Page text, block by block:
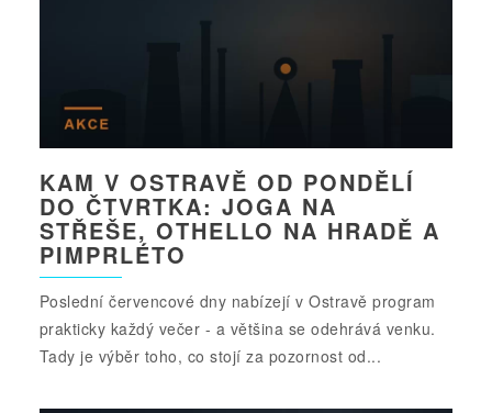
KAM V OSTRAVĚ OD PONDĚLÍ
DO ČTVRTKA: JOGA NA
STŘEŠE, OTHELLO NA HRADĚ A
PIMPRLÉTO
Poslední červencové dny nabízejí v Ostravě program
prakticky každý večer - a většina se odehrává venku.
Tady je výběr toho, co stojí za pozornost od...